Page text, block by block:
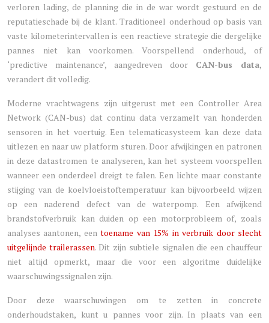
verloren lading, de planning die in de war wordt gestuurd en de
reputatieschade bij de klant. Traditioneel onderhoud op basis van
vaste kilometerintervallen is een reactieve strategie die dergelijke
pannes niet kan voorkomen. Voorspellend onderhoud, of
‘predictive maintenance’, aangedreven door CAN-bus data,
verandert dit volledig.
Moderne vrachtwagens zijn uitgerust met een Controller Area
Network (CAN-bus) dat continu data verzamelt van honderden
sensoren in het voertuig. Een telematicasysteem kan deze data
uitlezen en naar uw platform sturen. Door afwijkingen en patronen
in deze datastromen te analyseren, kan het systeem voorspellen
wanneer een onderdeel dreigt te falen. Een lichte maar constante
stijging van de koelvloeistoftemperatuur kan bijvoorbeeld wijzen
op een naderend defect van de waterpomp. Een afwijkend
brandstofverbruik kan duiden op een motorprobleem of, zoals
analyses aantonen, eentoename van 15% in verbruik door slecht
uitgelijnde trailerassen. Dit zijn subtiele signalen die een chauffeur
niet altijd opmerkt, maar die voor een algoritme duidelijke
waarschuwingssignalen zijn.
Door deze waarschuwingen om te zetten in concrete
onderhoudstaken, kunt u pannes voor zijn. In plaats van een